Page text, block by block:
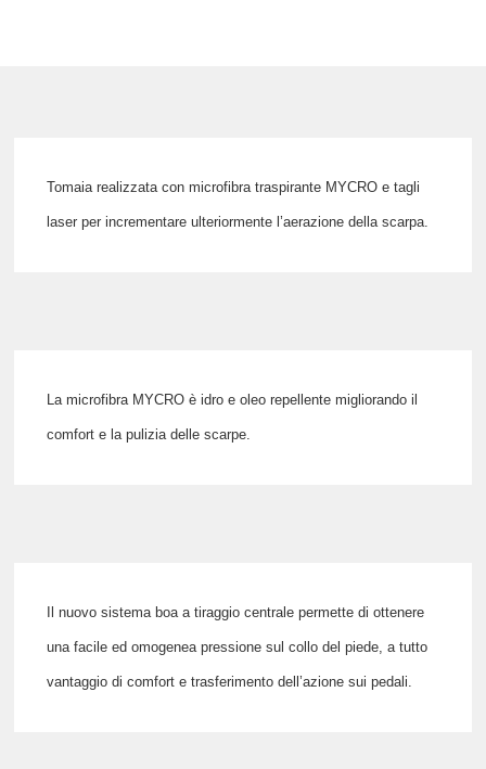
Tomaia realizzata con microfibra traspirante MYCRO etagli
laserper incrementare ulteriormente l’aerazione della scarpa.
La microfibra MYCROèidro e oleo repellente migliorando il
comfort e la pulizia delle scarpe.
Il nuovo sistemaboa a tiraggio centrale permette di ottenere
una facile ed omogenea pressione sul collo del piede, a tutto
vantaggio di comfort e trasferimento dell’azione sui pedali.